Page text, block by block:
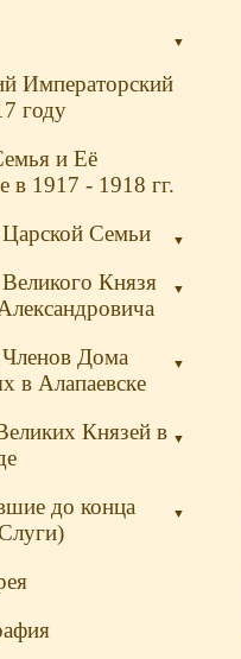
▼
Императорский
году
и Её
в 1917 - 1918 гг.
▼
Семьи
▼
Князя
▼
Дома
в Алапаевске
▼
Князей в
▼
до конца